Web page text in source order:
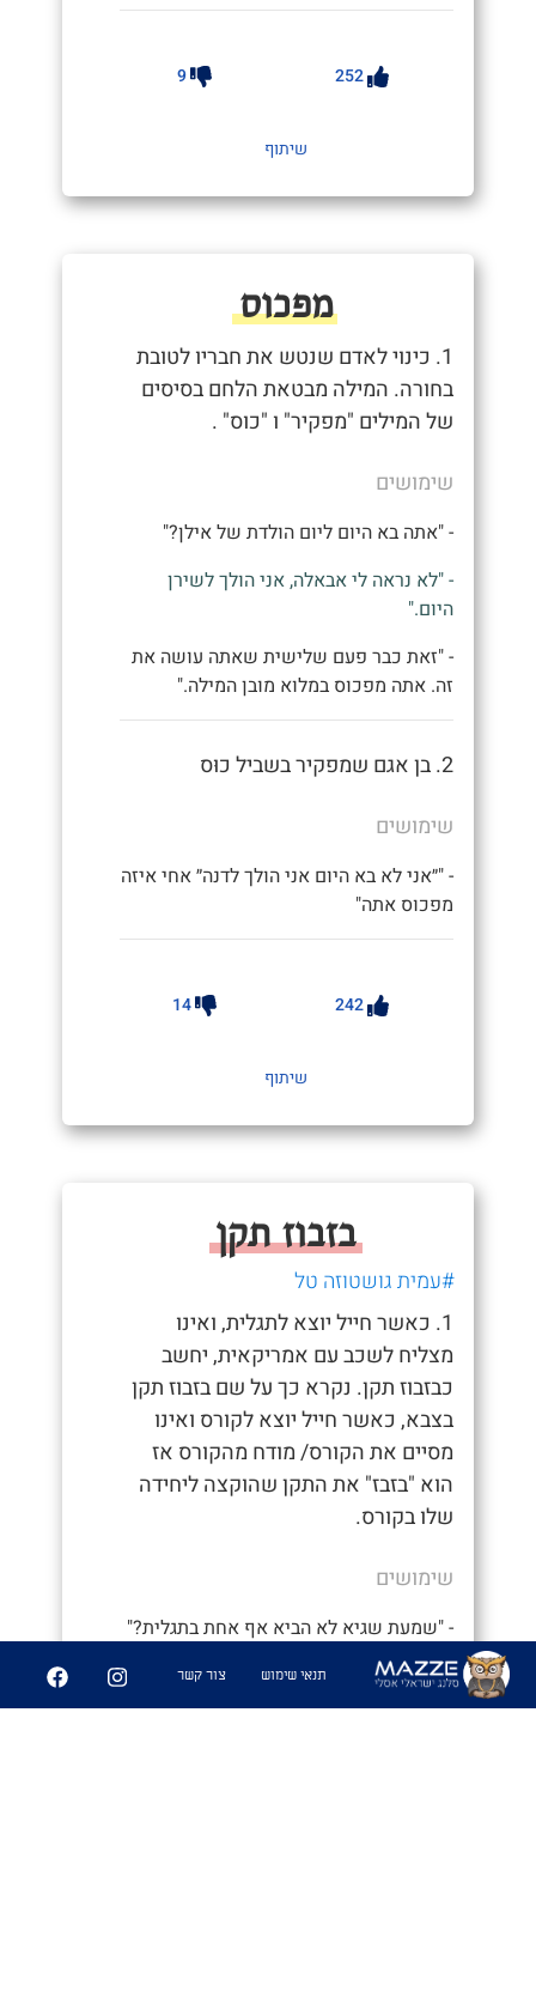
252
9
שיתוף
מפכוס
1. כינוי לאדם שנטש את חבריו לטובת
בחורה. המילה מבטאת הלחם בסיסים
של המילים "מפקיר" ו "כוס" .
שימושים
- "אתה בא היום ליום הולדת של אילן?"
- "לא נראה לי אבאלה, אני הולך לשירן
היום."
- "זאת כבר פעם שלישית שאתה עושה את
זה. אתה מפכוס במלוא מובן המילה."
2. בן אגם שמפקיר בשביל כוּס
שימושים
- "״אני לא בא היום אני הולך לדנה״ אחי איזה
מפכוס אתה"
242
14
שיתוף
בזבוז תקן
#עמית גושטוזה טל
1. כאשר חייל יוצא לתגלית, ואינו
מצליח לשכב עם אמריקאית, יחשב
כבזבוז תקן. נקרא כך על שם בזבוז תקן
בצבא, כאשר חייל יוצא לקורס ואינו
מסיים את הקורס/ מודח מהקורס אז
הוא "בזבז" את התקן שהוקצה ליחידה
שלו בקורס.
שימושים
- "שמעת שגיא לא הביא אף אחת בתגלית?"
- "מה?? אני לא מאמין שנתנו לו לצאת
במקומי. איזה בזבוז תקן"
תנאי שימוש צור קשר